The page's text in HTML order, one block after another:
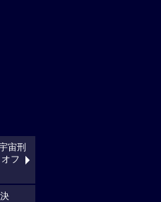
宙刑
フ